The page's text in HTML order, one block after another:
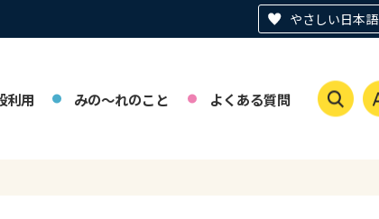
やさしい日本語
利用 みの～れのこと よくある質問